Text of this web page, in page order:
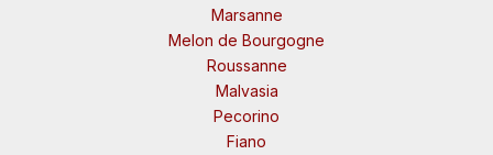
Marsanne
Melon de Bourgogne
Roussanne
Malvasia
Pecorino
Fiano